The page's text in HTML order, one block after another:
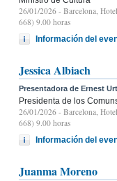
26/01/2026 - Barcelona,
668) 9.00 horas
Información del
Jessica Albiach
Presentadora de Ernest
Presidenta de los
26/01/2026 - Barcelona,
668) 9.00 horas
Información del
Juanma Moreno